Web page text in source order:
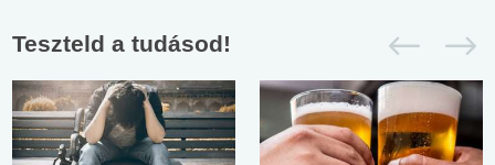
Teszteld a tudásod!